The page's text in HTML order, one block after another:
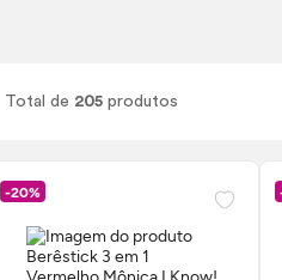
Total de 205 produtos
-20%